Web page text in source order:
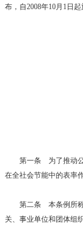
布，自2008年10月1日起
第一条 为了推动公
在全社会节能中的表率
第二条 本条例所称
关、事业单位和团体组织